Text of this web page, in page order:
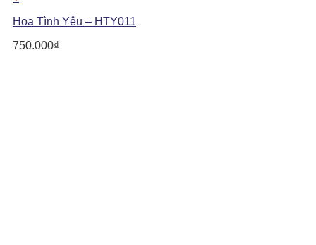
Hoa Tình Yêu – HTY011
750.000₫